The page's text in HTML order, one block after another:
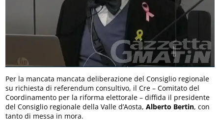
Per la mancata mancata deliberazione del Consiglio regionale
su richiesta di referendum consultivo, il Cre – Comitato del
Coordinamento per la riforma elettorale – diffida il presidente
del Consiglio regionale della Valle d’Aosta,Alberto Bertin, con
tanto di messa in mora.